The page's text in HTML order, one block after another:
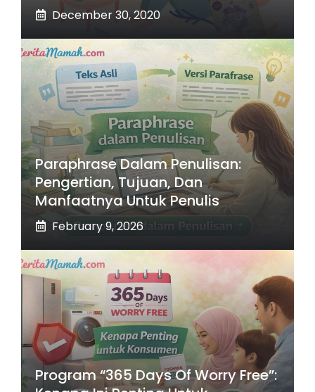
December 30, 2020
Paraphrase Dalam Penulisan:
Pengertian, Tujuan, Dan
Manfaatnya Untuk Penulis
February 9, 2026
Program “365 Days Of Worry Free”: